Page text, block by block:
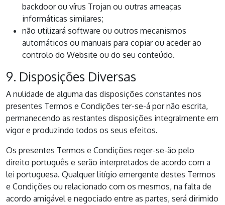
backdoor ou vírus Trojan ou outras ameaças
informáticas similares;
não utilizará software ou outros mecanismos
automáticos ou manuais para copiar ou aceder ao
controlo do Website ou do seu conteúdo.
9. Disposições Diversas
A nulidade de alguma das disposições constantes nos
presentes Termos e Condições ter-se-á por não escrita,
permanecendo as restantes disposições integralmente em
vigor e produzindo todos os seus efeitos.
Os presentes Termos e Condições reger-se-ão pelo
direito português e serão interpretados de acordo com a
lei portuguesa. Qualquer litígio emergente destes Termos
e Condições ou relacionado com os mesmos, na falta de
acordo amigável e negociado entre as partes, será dirimido